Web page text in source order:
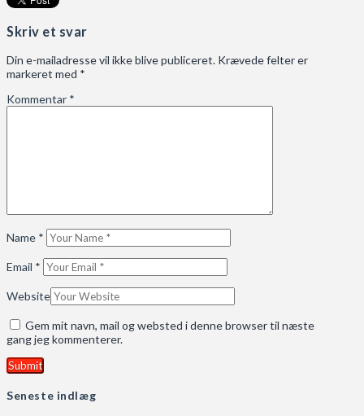
Skriv et svar
Din e-mailadresse vil ikke blive publiceret. Krævede felter er
markeret med *
Kommentar *
Name *
Email *
Website
Gem mit navn, mail og websted i denne browser til næste
gang jeg kommenterer.
Seneste indlæg